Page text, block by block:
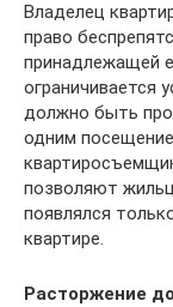
Владелец
право
принадлежащей
ограничивается
должно быть
одним
позволяют
появлялся
квартире.
Расторжение